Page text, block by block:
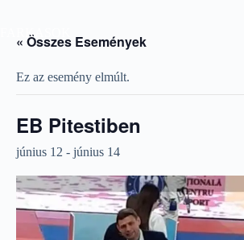
content
FARKASOK
« Összes Események
Ez az esemény elmúlt.
EB Pitestiben
június 12 - június 14